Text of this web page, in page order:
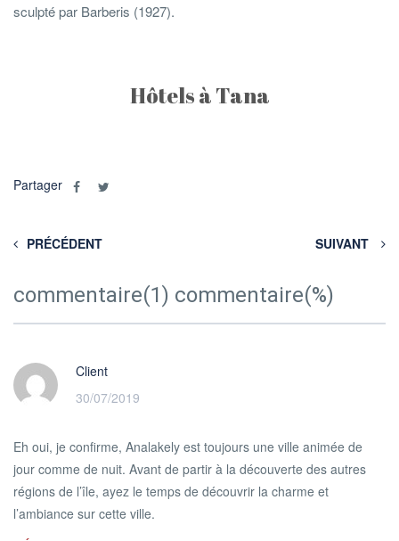
sculpté par Barberis (1927).
Hôtels à Tana
Partager
PRÉCÉDENT SUIVANT
commentaire(1) commentaire(%)
Client
30/07/2019
Eh oui, je confirme, Analakely est toujours une ville animée de
jour comme de nuit. Avant de partir à la découverte des autres
régions de l’île, ayez le temps de découvrir la charme et
l’ambiance sur cette ville.